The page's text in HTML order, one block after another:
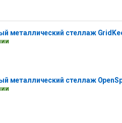
металлический стеллаж
металлический стеллаж